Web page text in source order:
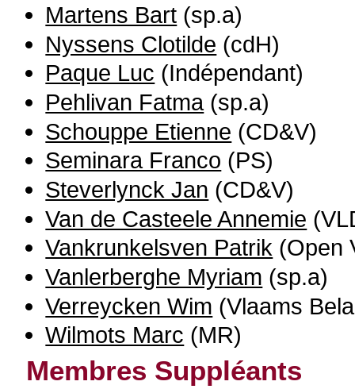
Martens Bart (sp.a)
Nyssens Clotilde (cdH)
Paque Luc (Indépendant)
Pehlivan Fatma(sp.a)
Schouppe Etienne (CD&V)
Seminara Franco (PS)
Steverlynck Jan (CD&V)
Van de Casteele Annemie
Vankrunkelsven Patrik (Open
Vanlerberghe Myriam (sp.a)
Verreycken Wim (Vlaams
Wilmots Marc (MR)
Membres Suppléants